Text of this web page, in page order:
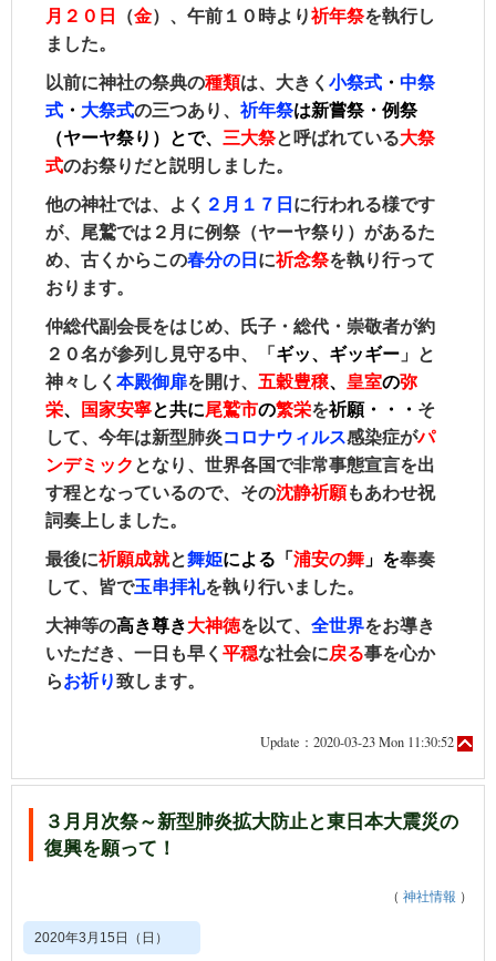
月２０日
（金）、午前１０時より祈年祭を執行し
ました。
以前に神社の祭典の種類は、大きく 小祭式 ・ 中祭
式 ・ 大祭式の三つあり、 祈年祭は新嘗祭・例祭
（ヤーヤ祭り）とで、 三大祭と呼ばれている大祭
式󠄀のお祭りだと説明しました。
他の神社では、よく ２月１７日 に行われる様です
が、尾鷲では２月に例祭（ヤーヤ祭り）があるた
め、古くからこの春分の日 に祈念祭を執り行って
おります。
仲総代副会長をはじめ、氏子・総代・崇敬者が約
２０名が参列し見守る中、「 ギッ、ギッギー 」と
神々しく 本殿御扉を開け、 五穀豊穣、 皇室の弥
栄、 国家安寧と共に尾鷲市の繁栄を祈願・・・ そ
して、今年は新型肺炎コロナウィルス感染症がパ
ンデミック となり、世界各国で非常事態宣言を出
す程となっているので、その沈静祈願もあわせ祝
詞奏上しました。
最後に祈願成就と舞姫による 「 浦安の舞 」を奉奏
して、皆で玉串拝礼を執り行いました。
大神等の高き尊き大神徳を以て、 全世界をお導き
いただき、一日も早く 平穏な社会に戻る事を心か
らお祈り致します。
Update：2020-03-23 Mon 11:30:52
３月月次祭～新型肺炎拡大防止と東日本大震災の
復興を願って！
（ 神社情報 ）
2020年3月15日（日）